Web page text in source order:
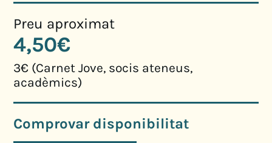
Preu aproximat
4,50€
3€ (Carnet Jove, socis ateneus,
acadèmics)
Comprovar disponibilitat